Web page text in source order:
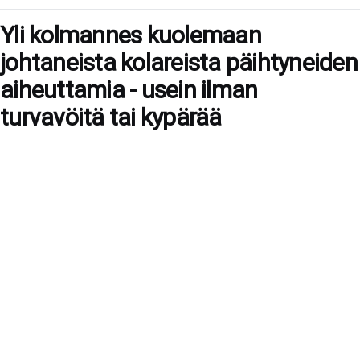
Yli kolmannes kuolemaan
johtaneista kolareista päihtyneiden
aiheuttamia - usein ilman
turvavöitä tai kypärää